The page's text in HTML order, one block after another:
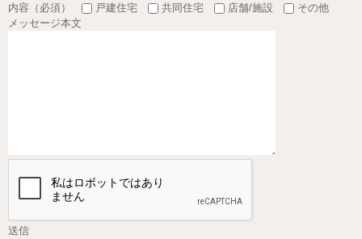
内容（必須）
戸建住宅 共同住宅 店舗/施設
その他
メッセージ本文